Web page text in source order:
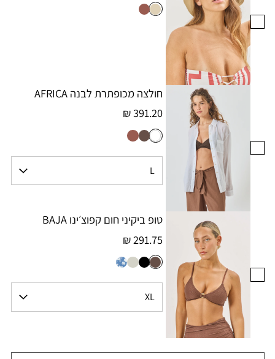
חולצה מכופתרת לבנה AFRICA
391.20 ₪
טופ ביקיני חום קפוצ׳ינו BAJA
291.75 ₪